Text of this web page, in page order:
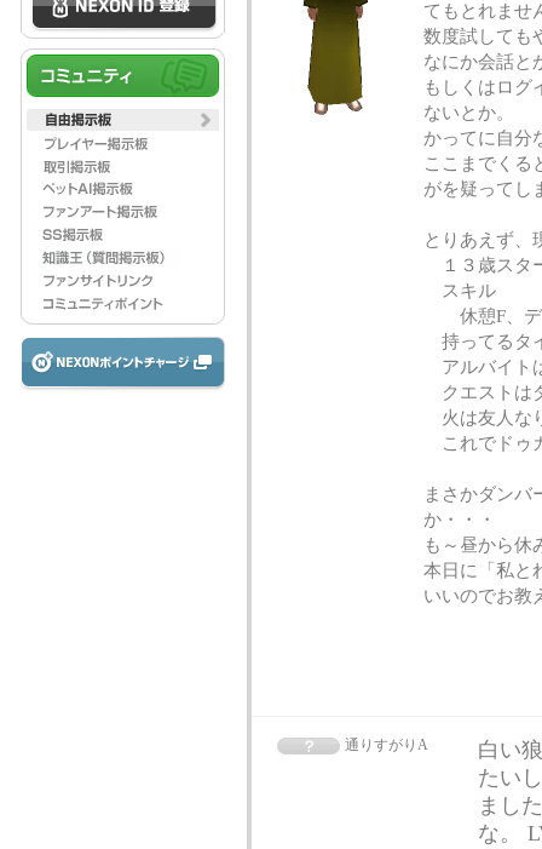
てもとれませ
数度試しても
なにか会話と
もしくはログ
ないとか。
かってに自分
ここまでくる
がを疑ってし
とりあえず、
１３歳スタ
スキル
休憩F、デ
持ってるタ
アルバイト
クエストは
火は友人な
これでドゥ
まさかダンバ
か・・・
も～昼から休
本日に「私と
いいのでお教
通りすがりA
白い
たい
まし
な。